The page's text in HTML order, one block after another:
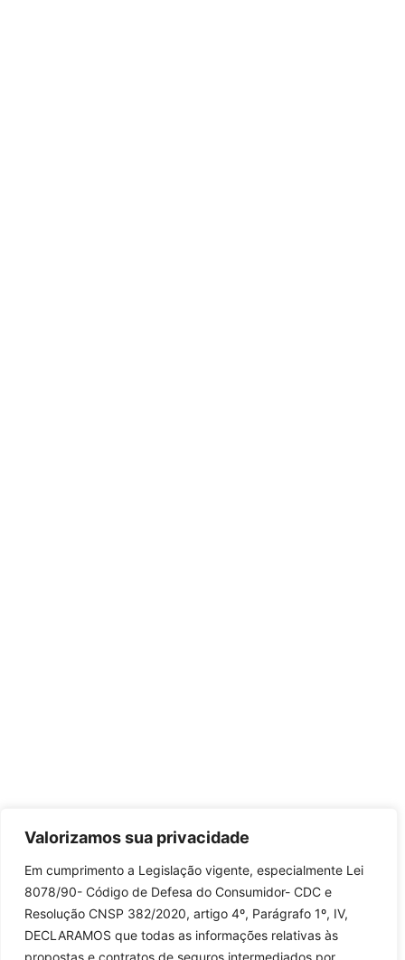
Valorizamos sua privacidade
Em cumprimento a Legislação vigente, especialmente Lei
8078/90- Código de Defesa do Consumidor- CDC e
Resolução CNSP 382/2020, artigo 4º, Parágrafo 1º, IV,
DECLARAMOS que todas as informações relativas às
propostas e contratos de seguros intermediados por